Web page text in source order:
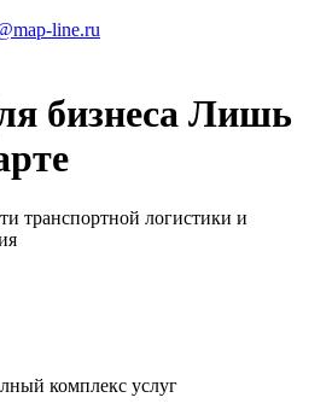
line.ru
бизнеса Лишь
транспортной логистики и
комплекс услуг